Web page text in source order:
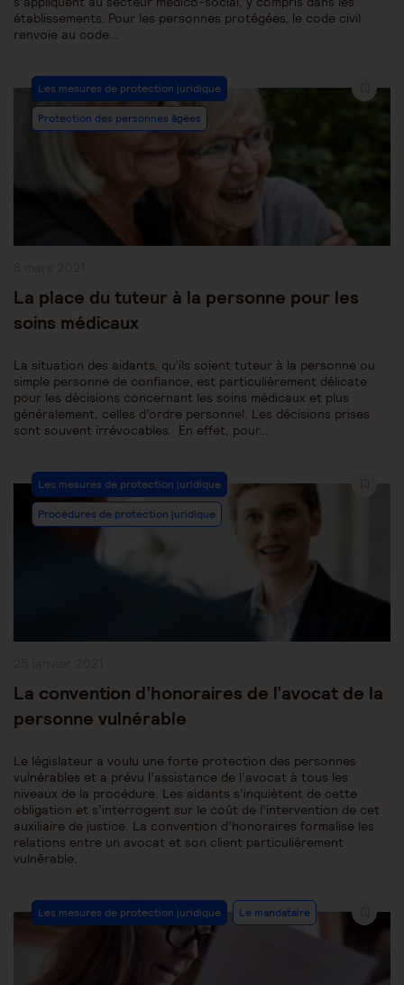
établissements. Pour les personnes protégées, le code civil
renvoie au code…
Post
Category:
Les mesures de protection juridique
Protection des personnes âgées
La place du tuteur à la personne pour les
soins médicaux
La situation des aidants, qu’ils soient tuteur à la personne ou
simple personne de confiance, est particulièrement délicate
pour les décisions concernant les soins médicaux et plus
généralement, celles d’ordre personnel. Les décisions prises
sont souvent irrévocables. En effet, pour…
Post
Category:
Les mesures de protection juridique
Procédures de protection juridique
La convention d’honoraires de l’avocat de la
personne vulnérable
Le législateur a voulu une forte protection des personnes
vulnérables et a prévu l’assistance de l’avocat à tous les
niveaux de la procédure. Les aidants s’inquiètent de cette
obligation et s’interrogent sur le coût de l’intervention de cet
auxiliaire de justice. La convention d’honoraires formalise les
relations entre un avocat et son client particulièrement
vulnérable.
Post
Category:
Les mesures de protection juridique Le mandataire